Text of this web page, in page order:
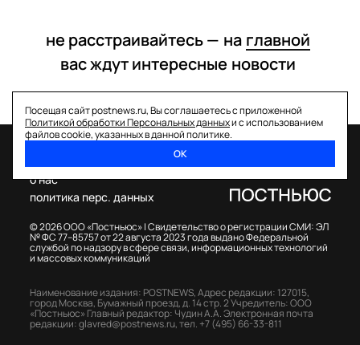
не расстраивайтесь — на главной
вас ждут интересные новости
Посещая сайт postnews.ru, Вы соглашаетесь с приложенной
Политикой обработки Персональных данныхи с использованием
файлов cookie, указанных в данной политике.
ОК
© 2026 ООО «Постньюс» |Свидетельство о регистрации СМИ: ЭЛ
№ ФС 77–85757 от 22 августа 2023 года выдано Федеральной
службой по надзору в сфере связи, информационных технологий
и массовых коммуникаций
о нас
политика перс. данных
Наименование издания: POSTNEWS,Адрес редакции: 127015,
город Москва, Бумажный проезд, д. 14 стр. 2Учредитель: ООО
«Постньюс» Главный редактор: Чудин А.А.Электронная почта
редакции:glavred@postnews.ru,тел. +7 (495) 66-33-811